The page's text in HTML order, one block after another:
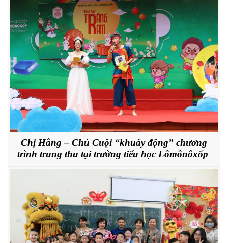
Chị Hằng – Chú Cuội “khuấy động” chương
trình trung thu tại trường tiểu học Lômônôxốp